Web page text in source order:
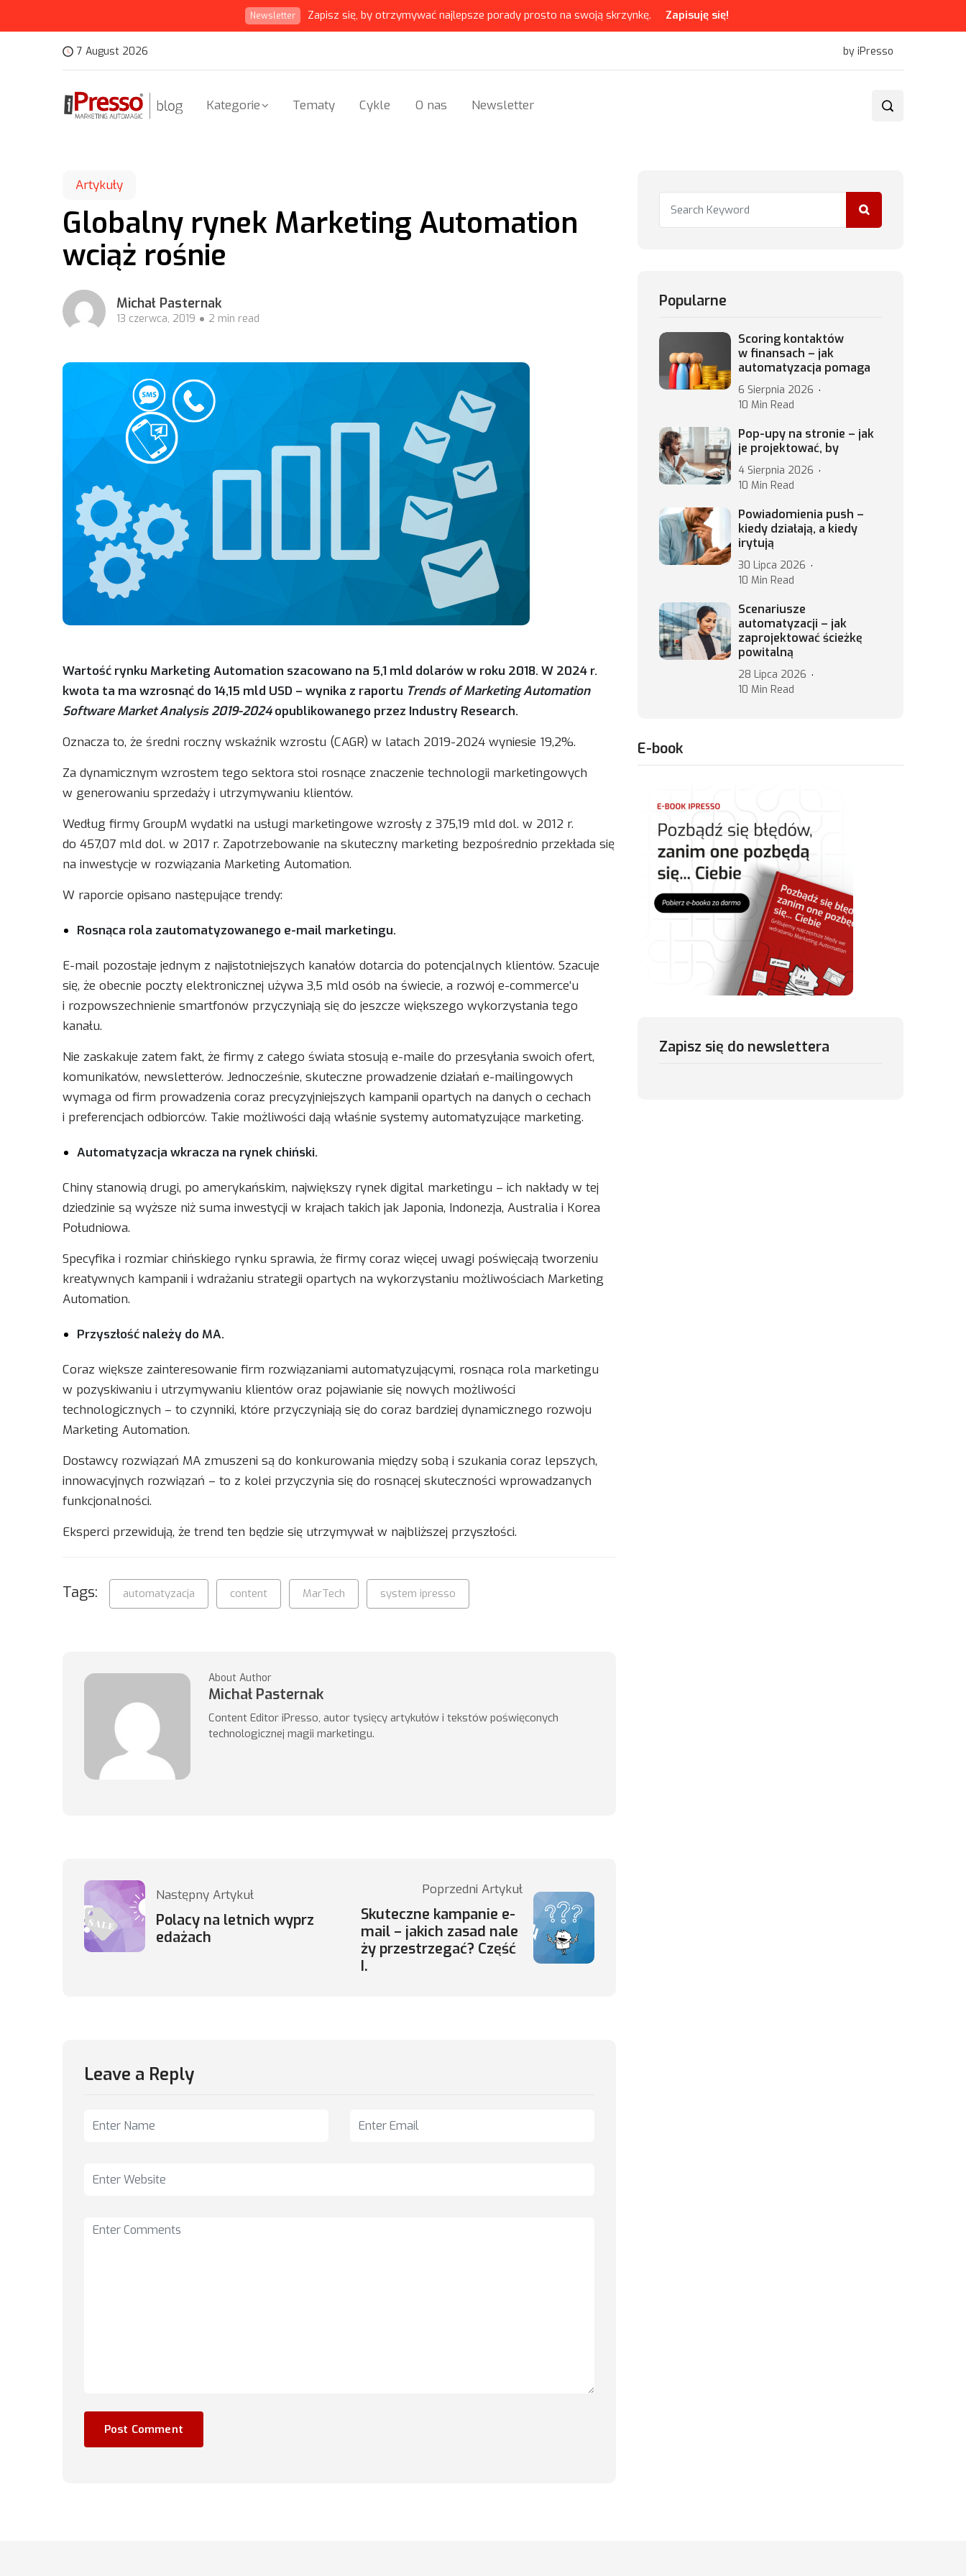
Newsletter Zapisz się, by otrzymywać najlepsze porady prosto na swoją skrzynkę. Zapisuję się!
7 August 2026 by iPresso
Kategorie Tematy Cykle O nas Newsletter
Artykuły
Globalny rynek Marketing Automation
wciąż rośnie
Michał Pasternak
13 czerwca, 2019 2 min read
Wartość rynku Marketing Automation szacowano na 5,1 mld dolarów w roku 2018. W 2024 r.
kwota ta ma wzrosnąć do 14,15 mld USD – wynika z raportu Trends of Marketing Automation
Software Market Analysis 2019-2024opublikowanego przez Industry Research.
Oznacza to, że średni roczny wskaźnik wzrostu (CAGR) w latach 2019-2024 wyniesie 19,2%.
Za dynamicznym wzrostem tego sektora stoi rosnące znaczenie technologii marketingowych
w generowaniu sprzedaży i utrzymywaniu klientów.
Według firmy GroupM wydatki na usługi marketingowe wzrosły z 375,19 mld dol. w 2012 r.
do 457,07 mld dol. w 2017 r. Zapotrzebowanie na skuteczny marketing bezpośrednio przekłada się
na inwestycje w rozwiązania Marketing Automation.
W raporcie opisano następujące trendy:
Rosnąca rola zautomatyzowanego e-mail marketingu.
E-mail pozostaje jednym z najistotniejszych kanałów dotarcia do potencjalnych klientów. Szacuje
się, że obecnie poczty elektronicznej używa 3,5 mld osób na świecie, a rozwój e-commerce’u
i rozpowszechnienie smartfonów przyczyniają się do jeszcze większego wykorzystania tego
kanału.
Nie zaskakuje zatem fakt, że firmy z całego świata stosują e-maile do przesyłania swoich ofert,
komunikatów, newsletterów. Jednocześnie, skuteczne prowadzenie działań e-mailingowych
wymaga od firm prowadzenia coraz precyzyjniejszych kampanii opartych na danych o cechach
i preferencjach odbiorców. Takie możliwości dają właśnie systemy automatyzujące marketing.
Automatyzacja wkracza na rynek chiński.
Chiny stanowią drugi, po amerykańskim, największy rynek digital marketingu – ich nakłady w tej
dziedzinie są wyższe niż suma inwestycji w krajach takich jak Japonia, Indonezja, Australia i Korea
Południowa.
Specyfika i rozmiar chińskiego rynku sprawia, że firmy coraz więcej uwagi poświęcają tworzeniu
kreatywnych kampanii i wdrażaniu strategii opartych na wykorzystaniu możliwościach Marketing
Automation.
Przyszłość należy do MA.
Coraz większe zainteresowanie firm rozwiązaniami automatyzującymi, rosnąca rola marketingu
w pozyskiwaniu i utrzymywaniu klientów oraz pojawianie się nowych możliwości
technologicznych – to czynniki, które przyczyniają się do coraz bardziej dynamicznego rozwoju
Marketing Automation.
Dostawcy rozwiązań MA zmuszeni są do konkurowania między sobą i szukania coraz lepszych,
innowacyjnych rozwiązań – to z kolei przyczynia się do rosnącej skuteczności wprowadzanych
funkcjonalności.
Eksperci przewidują, że trend ten będzie się utrzymywał w najbliższej przyszłości.
Tags: automatyzacja content MarTech system ipresso
About Author
Michał Pasternak
Content Editor iPresso, autor tysięcy artykułów i tekstów poświęconych
technologicznej magii marketingu.
Następny Artykuł
Polacy na letnich wyprz
edażach
Poprzedni Artykuł
Skuteczne kampanie e-
mail – jakich zasad nale
ży przestrzegać? Część
I.
Leave a Reply
Popularne
Scoring kontaktów
w finansach – jak
automatyzacja pomaga
6 Sierpnia 2026
10 Min Read
Pop-upy na stronie – jak
je projektować, by
4 Sierpnia 2026
10 Min Read
Powiadomienia push –
kiedy działają, a kiedy
irytują
30 Lipca 2026
10 Min Read
Scenariusze
automatyzacji – jak
zaprojektować ścieżkę
powitalną
28 Lipca 2026
10 Min Read
E-book
Zapisz się do newslettera